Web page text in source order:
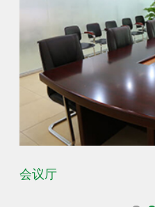
会议厅